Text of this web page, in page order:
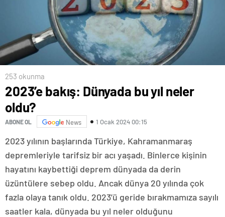
253 okunma
2023’e bakış: Dünyada bu yıl neler
oldu?
ABONE OL News 1 Ocak 2024 00:15
2023 yılının başlarında Türkiye, Kahramanmaraş
depremleriyle tarifsiz bir acı yaşadı. Binlerce kişinin
hayatını kaybettiği deprem dünyada da derin
üzüntülere sebep oldu. Ancak dünya 20 yılında çok
fazla olaya tanık oldu. 2023’ü geride bırakmamıza sayılı
saatler kala, dünyada bu yıl neler olduğunu